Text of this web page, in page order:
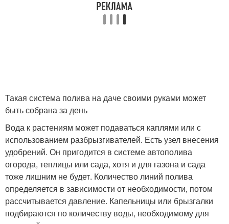
Такая система полива на даче своими руками может
быть собрана за день
Вода к растениям может подаваться каплями или с
использованием разбрызгивателей. Есть узел внесения
удобрений. Он пригодится в системе автополива
огорода, теплицы или сада, хотя и для газона и сада
тоже лишним не будет. Количество линий полива
определяется в зависимости от необходимости, потом
рассчитывается давление. Капельницы или брызгалки
подбираются по количеству воды, необходимому для